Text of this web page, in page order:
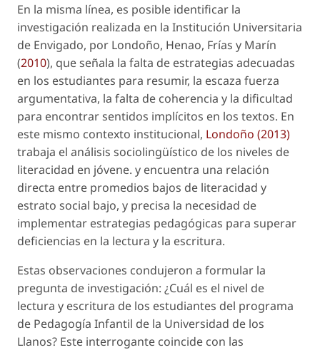
En la misma línea, es posible identificar la
investigación realizada en la Institución Universitaria
de Envigado, por Londoño, Henao, Frías y Marín
(2010), que señala la falta de estrategias adecuadas
en los estudiantes para resumir, la escaza fuerza
argumentativa, la falta de coherencia y la dificultad
para encontrar sentidos implícitos en los textos. En
este mismo contexto institucional, Londoño (2013)
trabaja el análisis sociolingüístico de los niveles de
literacidad en jóvene. y encuentra una relación
directa entre promedios bajos de literacidad y
estrato social bajo, y precisa la necesidad de
implementar estrategias pedagógicas para superar
deficiencias en la lectura y la escritura.
Estas observaciones condujeron a formular la
pregunta de investigación: ¿Cuál es el nivel de
lectura y escritura de los estudiantes del programa
de Pedagogía Infantil de la Universidad de los
Llanos? Este interrogante coincide con las